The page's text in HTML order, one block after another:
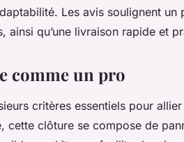
Les avis soulignent un
ainsi qu’une livraison rapide et
comme un pro
critères essentiels pour
cette clôture se compose de